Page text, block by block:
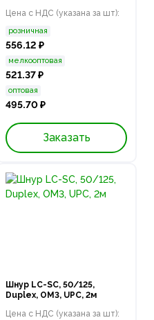
Цена с НДС (указана за шт):
розничная
556.12 ₽
мелкооптовая
521.37 ₽
оптовая
495.70 ₽
Заказать
Шнур LC-SC, 50/125,
Duplex, OM3, UPC, 2м
Цена с НДС (указана за шт):